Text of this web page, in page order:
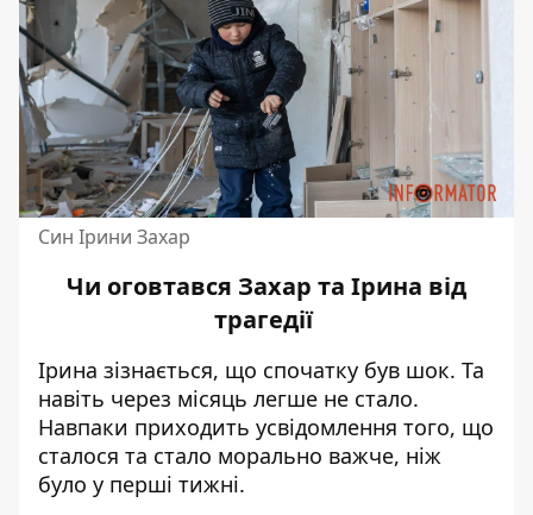
Син Ірини Захар
Чи оговтався Захар та Ірина від
трагедії
Ірина зізнається, що спочатку був шок. Та
навіть через місяць легше не стало.
Навпаки приходить усвідомлення того, що
сталося та стало морально важче, ніж
було у перші тижні.